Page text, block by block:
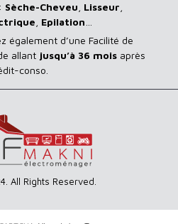
: Sèche-Cheveu Lisseur
Epilation
également d’une Facilité de
allant jusqu’à 36 mois après
conso.
All Rights Reserved.